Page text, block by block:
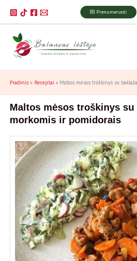
prie
turinio
💌 Prenumeruoti
Pradinis Receptai Maltos mėsos troškinys su
Maltos mėsos troškinys su
morkomis ir pomidorais
P
i
e